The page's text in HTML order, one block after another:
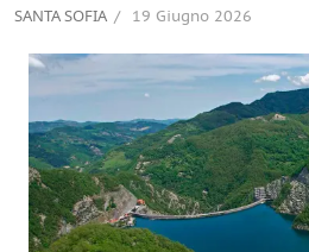
SANTA SOFIA 19 Giugno 2026